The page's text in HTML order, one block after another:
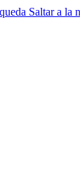
Saltar a la